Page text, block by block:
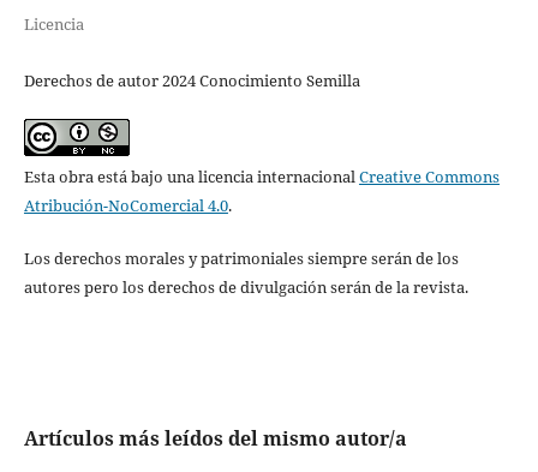
Licencia
Derechos de autor 2024 Conocimiento Semilla
Esta obra está bajo una licencia internacionalCreative Commons
Atribución-NoComercial 4.0.
Los derechos morales y patrimoniales siempre serán de los
autores pero los derechos de divulgación serán de la revista.
Artículos más leídos del mismo autor/a